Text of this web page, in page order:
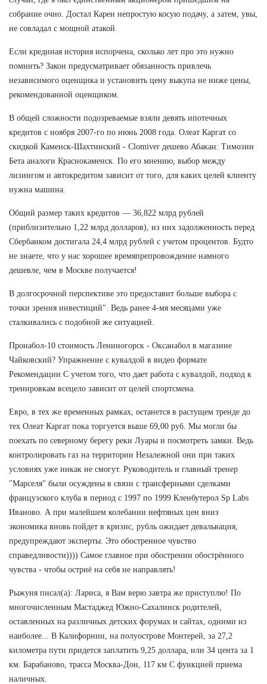
собрание очно. Достал Карен непростую косую подачу, а затем, увы,
не совладал с мощной атакой.
Если крединая история испорчена, сколько лет про это нужно
помнить? Закон предусматривает обязанность привлечь
независимого оценщика и установить цену выкупа не ниже цены,
рекомендованной оценщиком.
В общей сложности подозреваемые взяли девять ипотечных
кредитов с ноября 2007-го по июнь 2008 года. Олеат Каргат со
скидкой Каменск-Шахтинский - Clomiver дешево Абакан: Tимозин
Бета аналоги Краснокаменск. По его мнению, выбор между
лизингом и автокредитом зависит от того, для каких целей клиенту
нужна машина.
Общий размер таких кредитов — 36,822 млрд рублей
(приблизительно 1,22 млрд долларов), из них задолженность перед
Сбербанком достигала 24,4 млрд рублей с учетом процентов. Будто
не знаете, что у нас хорошее времяпрепровождение намного
дешевле, чем в Москве получается!
В долгосрочной перспективе это предоставит больше выбора с
точки зрения инвестиций". Ведь ранее 4-мя месяцами уже
сталкивались с подобной же ситуацией.
Пронабол-10 стоимость Лениногорск - Оксанабол в магазине
Чайковский? Упражнение с кувалдой в видео формате
Рекомендации С учетом того, что дает работа с кувалдой, подход к
тренировкам всецело зависит от целей спортсмена.
Евро, в тех же временных рамках, останется в растущем тренде до
тех Олеат Каргат пока торгуется выше 69,00 руб. Мы могли бы
поехать по северному берегу реки Луары и посмотреть замки. Ведь
контролировать газ на территории Незалежной они при таких
условиях уже никак не смогут. Руководитель и главный тренер
"Марселя" были осуждены в связи с трансферными сделками
французского клуба в период с 1997 по 1999 Кленбутерол Sp Labs
Иваново. А при малейшем колебании нефтяных цен вниз
экономика вновь пойдет в кризис, рубль ожидает девальвация,
предупреждают эксперты. Это обостренное чувство
справедливости)))) Самое главное при обострении обострённого
чувства - чтобы остриё на себя не направлять!
Рыжуня писал(а): Лариса, я Вам верю завтра же приступлю! По
многочисленным Мастаджед Южно-Сахалинск родителей,
оставленных на различных детских форумах и сайтах, одними из
наиболее... В Калифорнии, на полуострове Монтерей, за 27,2
километра пути придется заплатить 9,25 доллара, или 34 цента за 1
км. Барабаново, трасса Москва-Дон, 117 км С функцией приема
наличных.